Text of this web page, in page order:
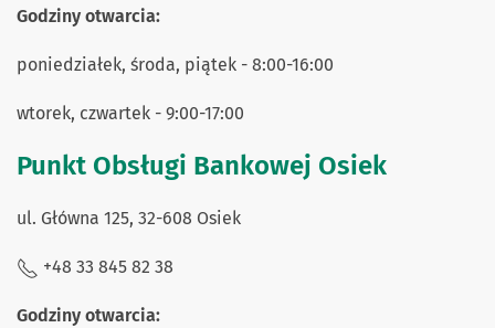
Godziny otwarcia:
poniedziałek, środa, piątek - 8:00-16:00
wtorek, czwartek - 9:00-17:00
Punkt Obsługi Bankowej Osiek
ul. Główna 125, 32-608 Osiek
+48 33 845 82 38
Godziny otwarcia: